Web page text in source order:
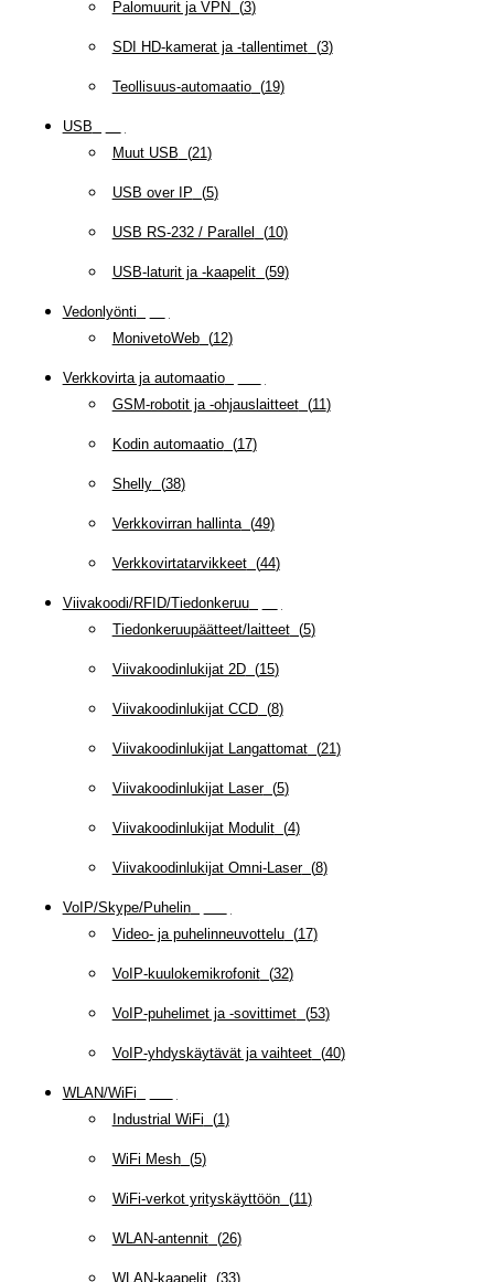
Palomuurit ja VPN (3)
SDI HD-kamerat ja -tallentimet(3)
Teollisuus-automaatio(19)
USB
Muut USB (21)
USB over IP (5)
USB RS-232 / Parallel (10)
USB-laturit ja -kaapelit(59)
Vedonlyönti
MonivetoWeb(12)
Verkkovirta ja automaatio(
GSM-robotit ja -ohjauslaitteet(11)
Kodin automaatio(17)
Shelly(38)
Verkkovirran hallinta(49)
Verkkovirtatarvikkeet(44)
Viivakoodi/RFID/Tiedonkeruu(
Tiedonkeruupäätteet/laitteet(5)
Viivakoodinlukijat 2D(15)
Viivakoodinlukijat CCD(8)
Viivakoodinlukijat Langattomat(21)
Viivakoodinlukijat Laser(5)
Viivakoodinlukijat Modulit(4)
Viivakoodinlukijat Omni-Laser(8)
VoIP/Skype/Puhelin(
Video- ja puhelinneuvottelu(17)
VoIP-kuulokemikrofonit(32)
VoIP-puhelimet ja -sovittimet(53)
VoIP-yhdyskäytävät ja vaihteet(40)
WLAN/WiFi
Industrial WiFi (1)
WiFi Mesh(5)
WiFi-verkot yrityskäyttöön(11)
WLAN-antennit(26)
WLAN-kaapelit(33)